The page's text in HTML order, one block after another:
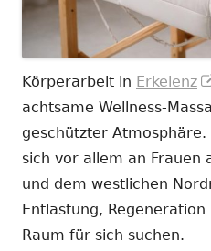
Körperarbeit in Erkelenz
achtsame Wellness-
geschützter
sich vor allem an Frauen
und dem westlichen
Entlastung,
Raum für sich suchen.